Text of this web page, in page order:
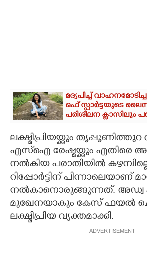
മദ്യപിച്ച്
ഒഫ് സ്പാർട്ടയുടെ
പരിശീലന ക്ലാസിലും
ലക്ഷ്മിപ്രിയയ്ക്കും
എസ്ഐ രേഷ്മയ്ക്കും എതിരെ
നൽകിയ പരാതിയിൽ
റിപ്പോര്‍ട്ടിന് പിന്നാലെയാണ്
നൽകാനൊരുങ്ങുന്നത്. അഡ്വ
മുഖേനയാകും കേസ് ഫയല്‍
ലക്ഷ്മിപ്രിയ വ്യക്തമാക്കി.
ADVERTISEMENT